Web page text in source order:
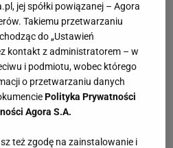
jej spółki powiązanej – Agora
Takiemu przetwarzaniu
do „Ustawień
kontakt z administratorem – w
i podmiotu, wobec którego
o przetwarzaniu danych
Polityka Prywatności
Agora S.A.
też zgodę na zainstalowanie i